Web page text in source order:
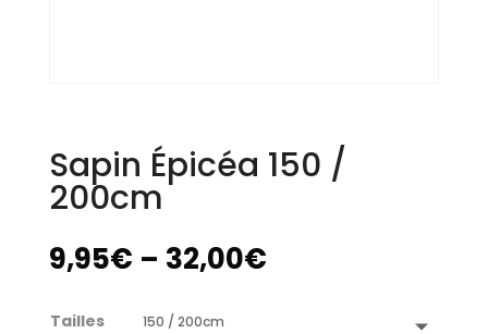
Sapin Épicéa 150 /
200cm
9,95€ – 32,00€
Tailles